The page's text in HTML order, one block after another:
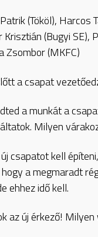
(Tököl), Harcos
(Bugyi SE),
Zsombor (MKFC)
a csapat
a munkát a
Milyen
csapatot kell
a megmaradt
ehhez idő kell.
az új érkező!